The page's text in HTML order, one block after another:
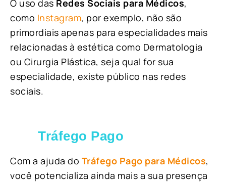
O uso das Redes Sociais para Médicos,
como Instagram, por exemplo, não são
primordiais apenas para especialidades mais
relacionadas à estética como Dermatologia
ou Cirurgia Plástica, seja qual for sua
especialidade, existe público nas redes
sociais.
Tráfego Pago
Com a ajuda do Tráfego Pago para Médicos,
você potencializa ainda mais a sua presença